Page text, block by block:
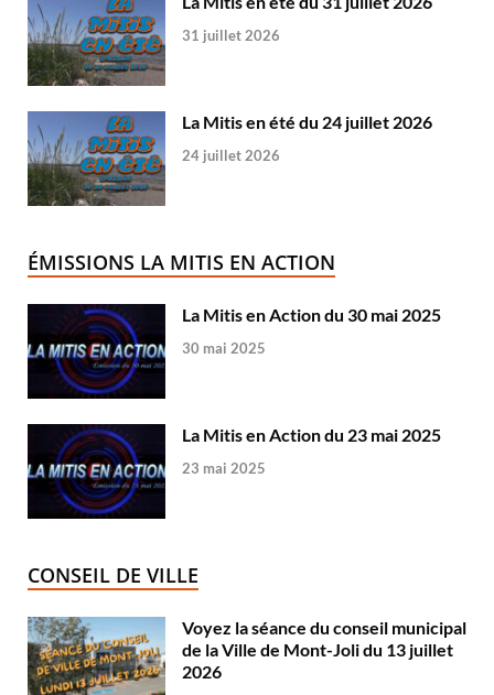
31 juillet 2026
La Mitis en été du 24 juillet 2026
24 juillet 2026
ÉMISSIONS LA MITIS EN ACTION
La Mitis en Action du 30 mai 2025
30 mai 2025
La Mitis en Action du 23 mai 2025
23 mai 2025
CONSEIL DE VILLE
Voyez la séance du conseil municipal
de la Ville de Mont-Joli du 13 juillet
2026